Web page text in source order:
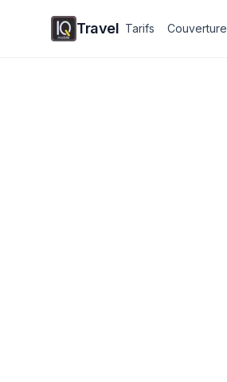
Travel Tarifs Couverture